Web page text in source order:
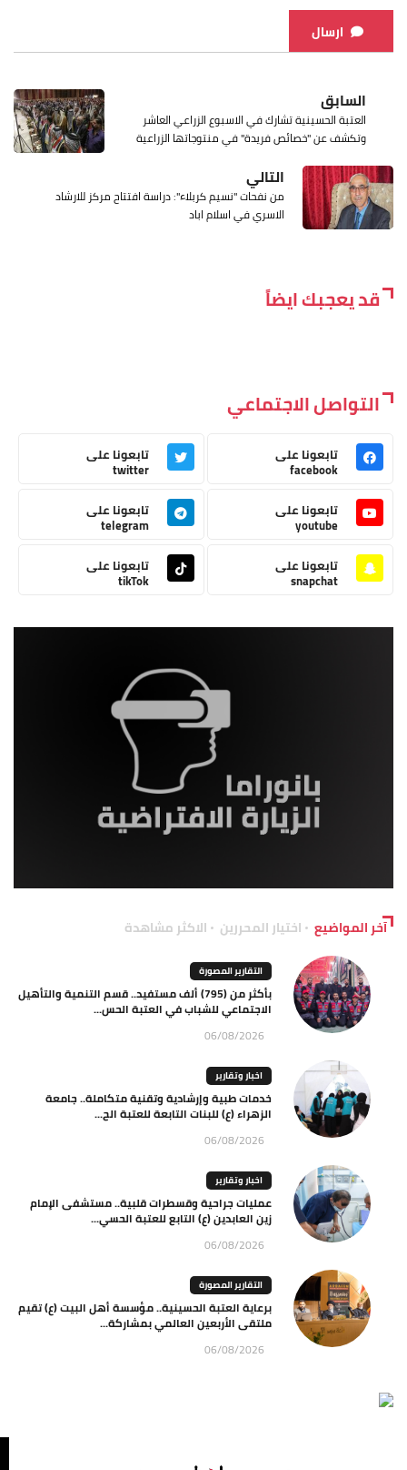
ارسال
السابق
العتبة الحسينية تشارك في الاسبوع الزراعي العاشر
وتكشف عن "خصائص فريدة" في منتوجاتها الزراعية
التالي
من نفحات "نسيم كربلاء": دراسة افتتاح مركز للارشاد
الاسري في اسلام اباد
قد يعجبك ايضاً
التواصل الاجتماعي
تابعونا على
facebook
تابعونا على
twitter
تابعونا على
youtube
تابعونا على
telegram
تابعونا على
snapchat
تابعونا على
tikTok
آخر المواضيع اختيار المحررين الاكثر مشاهدة
التقارير المصورة
بأكثر من (795) ألف مستفيد.. قسم التنمية والتأهيل
الاجتماعي للشباب في العتبة الحس...
06/08/2026
اخبار وتقارير
خدمات طبية وإرشادية وتقنية متكاملة.. جامعة
الزهراء (ع) للبنات التابعة للعتبة الح...
06/08/2026
اخبار وتقارير
عمليات جراحية وقسطرات قلبية.. مستشفى الإمام
زين العابدين (ع) التابع للعتبة الحسي...
06/08/2026
التقارير المصورة
برعاية العتبة الحسينية.. مؤسسة أهل البيت (ع) تقيم
ملتقى الأربعين العالمي بمشاركة...
06/08/2026